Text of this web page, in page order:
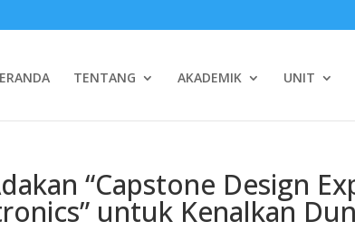
TENTANG AKADEMIK UNIT
“Capstone Design
untuk Kenalkan